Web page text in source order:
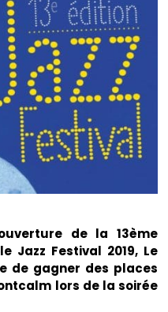
de la 13ème
Jazz Festival 2019, Le
de gagner des places
lors de la soirée